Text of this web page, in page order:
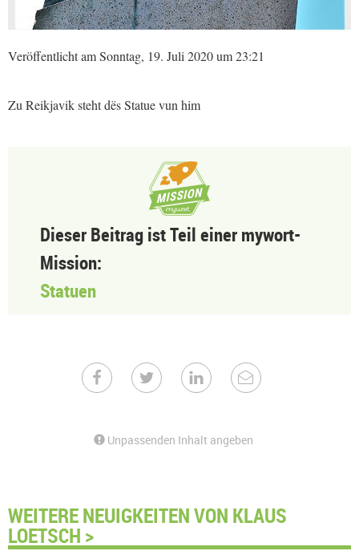
Veröffentlicht am Sonntag, 19. Juli 2020 um 23:21
Zu Reikjavik steht dës Statue vun him
Dieser Beitrag ist Teil einer mywort-
Mission:
Statuen
Unpassenden Inhalt angeben
WEITERE NEUIGKEITEN VON KLAUS
LOETSCH >